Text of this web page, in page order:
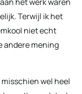
Terwijl ik het
niet echt
andere mening
wel heel